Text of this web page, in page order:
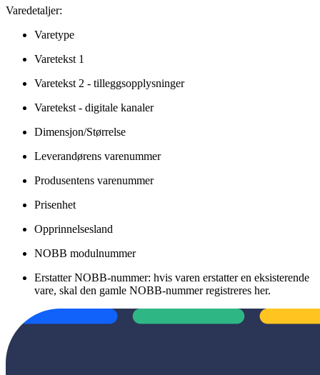
Varedetaljer:
Varetype
Varetekst 1
Varetekst 2 - tilleggsopplysninger
Varetekst - digitale kanaler
Dimensjon/Størrelse
Leverandørens varenummer
Produsentens varenummer
Prisenhet
Opprinnelsesland
NOBB modulnummer
Erstatter NOBB-nummer: hvis varen erstatter en eksisterende
vare, skal den gamle NOBB-nummer registreres her.